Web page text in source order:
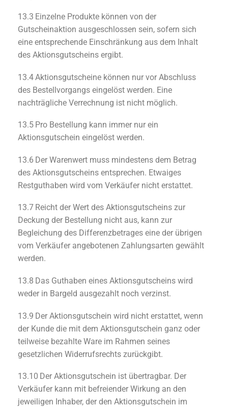
13.3 Einzelne Produkte können von der
Gutscheinaktion ausgeschlossen sein, sofern sich
eine entsprechende Einschränkung aus dem Inhalt
des Aktionsgutscheins ergibt.
13.4 Aktionsgutscheine können nur vor Abschluss
des Bestellvorgangs eingelöst werden. Eine
nachträgliche Verrechnung ist nicht möglich.
13.5 Pro Bestellung kann immer nur ein
Aktionsgutschein eingelöst werden.
13.6 Der Warenwert muss mindestens dem Betrag
des Aktionsgutscheins entsprechen. Etwaiges
Restguthaben wird vom Verkäufer nicht erstattet.
13.7 Reicht der Wert des Aktionsgutscheins zur
Deckung der Bestellung nicht aus, kann zur
Begleichung des Differenzbetrages eine der übrigen
vom Verkäufer angebotenen Zahlungsarten gewählt
werden.
13.8 Das Guthaben eines Aktionsgutscheins wird
weder in Bargeld ausgezahlt noch verzinst.
13.9 Der Aktionsgutschein wird nicht erstattet, wenn
der Kunde die mit dem Aktionsgutschein ganz oder
teilweise bezahlte Ware im Rahmen seines
gesetzlichen Widerrufsrechts zurückgibt.
13.10 Der Aktionsgutschein ist übertragbar. Der
Verkäufer kann mit befreiender Wirkung an den
jeweiligen Inhaber, der den Aktionsgutschein im